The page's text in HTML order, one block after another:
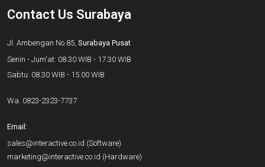
Contact Us Surabaya
Jl. Ambengan No.85, Surabaya Pusat
Senin - Jum'at: 08.30 WIB - 17.30 WIB
Sabtu: 08.30 WIB - 15.00 WIB
Wa. 0823-2323-7737
Email:
sales@interactive.co.id (Software)
marketing@interactive.co.id (Hardware)